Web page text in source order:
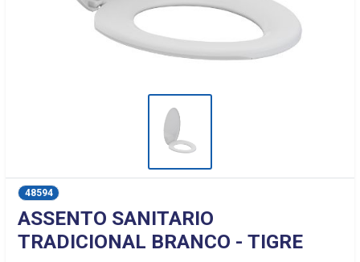
48594
ASSENTO SANITARIO
TRADICIONAL BRANCO - TIGRE